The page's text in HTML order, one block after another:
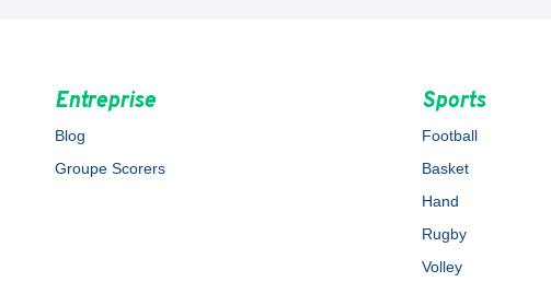
Entreprise
Blog
Groupe Scorers
Sports
Football
Basket
Hand
Rugby
Volley